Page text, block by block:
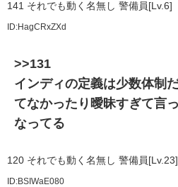
141 それでも動く名無し 警備員[Lv.6]
ID:HagCRxZXd
>>131
インディの定義は少数体制
てなかったり曖昧すぎて言
なってる
120 それでも動く名無し 警備員[Lv.23]
ID:BSIWaE080